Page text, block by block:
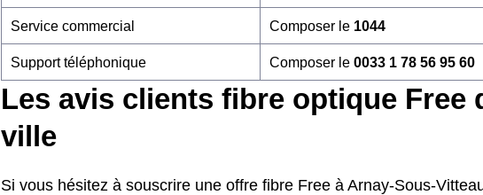
Service commercial Composer le 1044
Support téléphonique Composer le 0033 1 78 56 95 60
Les avis clients fibre optique Free
ville
Si vous hésitez à souscrire une offre fibre Free à Arnay-Sous-